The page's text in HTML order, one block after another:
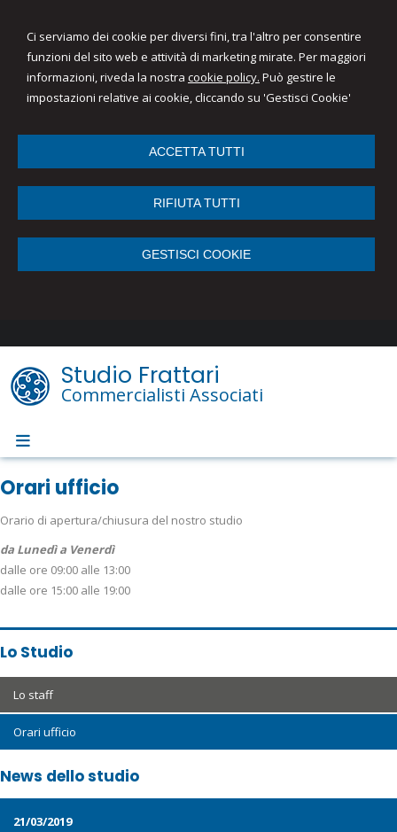
Ci serviamo dei cookie per diversi fini, tra l'altro per consentire
funzioni del sito web e attività di marketing mirate. Per maggiori
informazioni, riveda la nostra cookie policy. Può gestire le
impostazioni relative ai cookie, cliccando su 'Gestisci Cookie'
ACCETTA TUTTI
RIFIUTA TUTTI
GESTISCI COOKIE
Studio Frattari
Commercialisti Associati
Orari ufficio
Orario di apertura/chiusura del nostro studio
da Lunedì a Venerdì
dalle ore 09:00 alle 13:00
dalle ore 15:00 alle 19:00
Lo Studio
Lo staff
Orari ufficio
News dello studio
21/03/2019